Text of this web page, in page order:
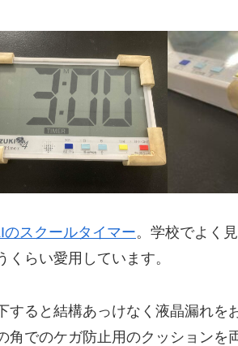
のスクールタイマー。学校でよく
くらい愛用しています。
すると結構あっけなく液晶漏れを
角でのケガ防止用のクッションを